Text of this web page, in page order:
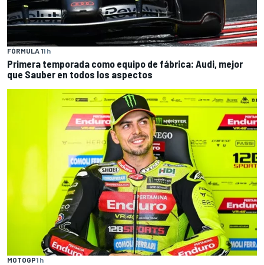
FÓRMULA 11 h
Primera temporada como equipo de fábrica: Audi, mejor
que Sauber en todos los aspectos
MOTOGP1 h